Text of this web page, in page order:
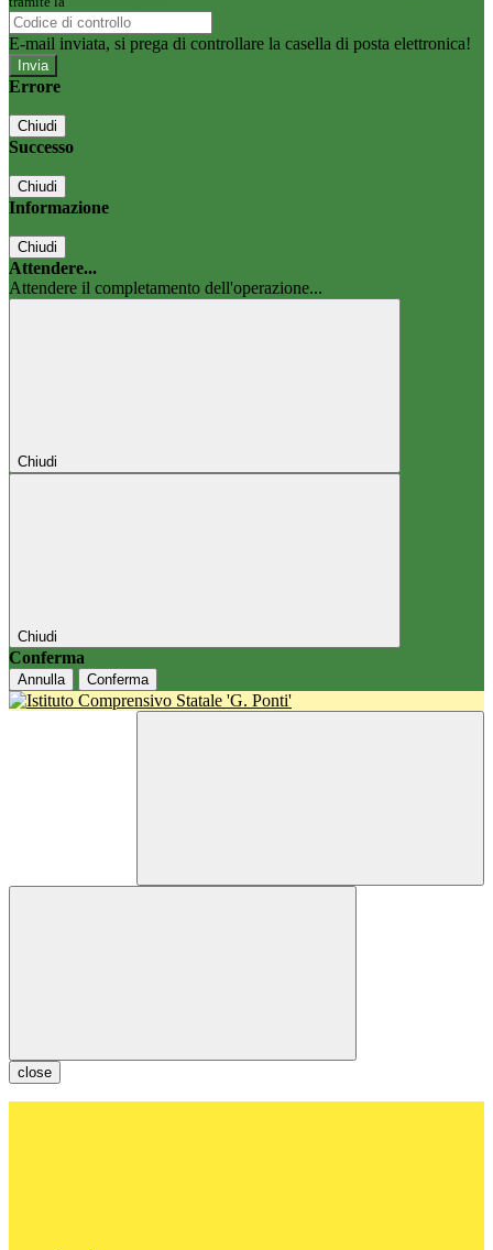
E-mail inviata, si prega di controllare la casella di posta elettronica!
Errore
Chiudi
Successo
Chiudi
Informazione
Chiudi
Attendere...
Attendere il completamento dell'operazione...
Chiudi
Chiudi
Conferma
Annulla Conferma
close